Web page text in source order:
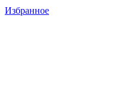
Избранное